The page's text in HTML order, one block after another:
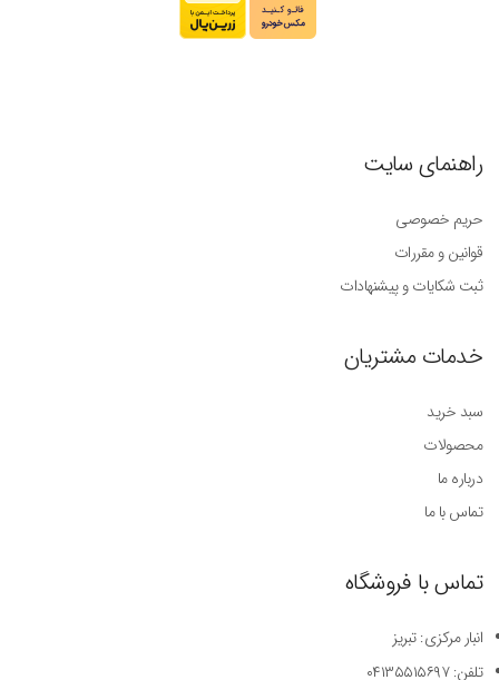
راهنمای سایت
حریم خصوصی
قوانین و مقررات
ثبت شکایات و پیشنهادات
خدمات مشتریان
سبد خرید
محصولات
درباره ما
تماس با ما
تماس با فروشگاه
انبار مرکزی: تبریز
تلفن: ۰۴۱۳۵۵۱۵۶۹۷